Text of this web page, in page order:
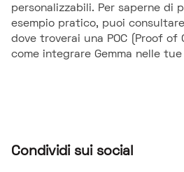
personalizzabili. Per saperne di
esempio pratico, puoi
dove troverai una POC (Proof of
come integrare Gemma nelle
Condividi sui social